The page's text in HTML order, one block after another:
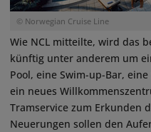
© Norwegian Cruise Line
Wie NCL mitteilte, wird das
künftig unter anderem um
Pool, eine Swim-up-Bar,
ein neues
Tramservice zum Erkunden
Neuerungen sollen den